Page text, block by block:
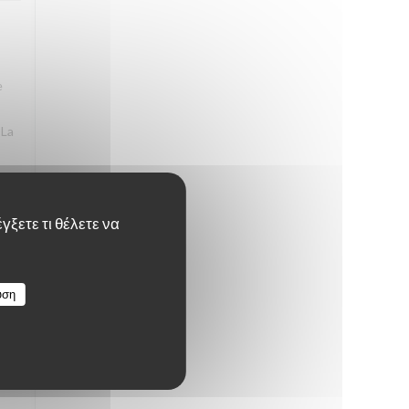
τι θέλετε να
4 /5